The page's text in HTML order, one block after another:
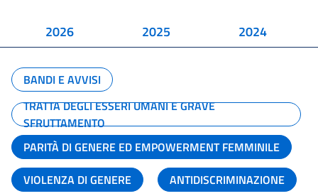
2026 2025 2024
BANDI E AVVISI
TRATTA DEGLI ESSERI UMANI E GRAVE
SFRUTTAMENTO
PARITÀ DI GENERE ED EMPOWERMENT FEMMINILE
VIOLENZA DI GENERE
ANTIDISCRIMINAZIONE